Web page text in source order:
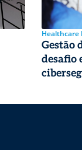
Healthcare
Gestão
desafio